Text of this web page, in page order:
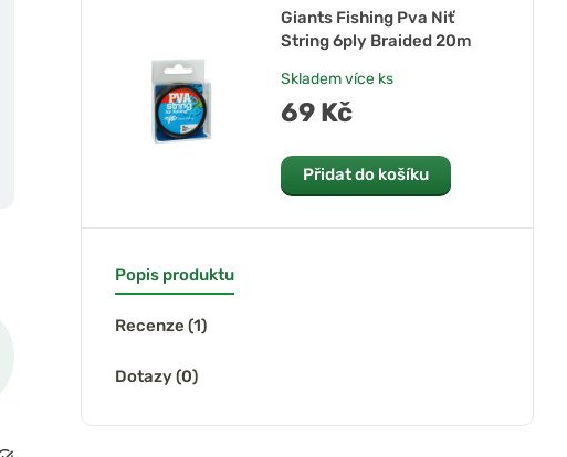
Giants Fishing Pva Niť
String 6ply Braided 20m
Sklademvíce ks
69 Kč
Přidat do košíku
Popis produktu
Recenze (1)
Dotazy (0)